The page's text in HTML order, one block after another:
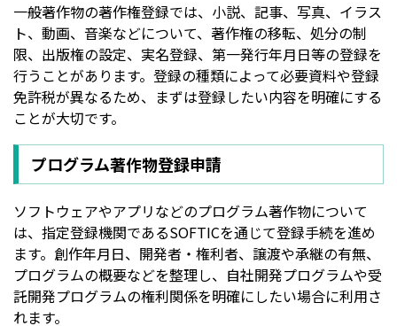
一般著作物の著作権登録では、小説、記事、写真、イラス
ト、動画、音楽などについて、著作権の移転、処分の制
限、出版権の設定、実名登録、第一発行年月日等の登録を
行うことがあります。登録の種類によって必要資料や登録
免許税が異なるため、まずは登録したい内容を明確にする
ことが大切です。
プログラム著作物登録申請
ソフトウェアやアプリなどのプログラム著作物について
は、指定登録機関であるSOFTICを通じて登録手続を進め
ます。創作年月日、開発者・権利者、譲渡や承継の有無、
プログラムの概要などを整理し、自社開発プログラムや受
託開発プログラムの権利関係を明確にしたい場合に利用さ
れます。